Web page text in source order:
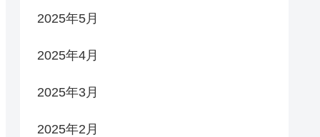
2025年5月
2025年4月
2025年3月
2025年2月